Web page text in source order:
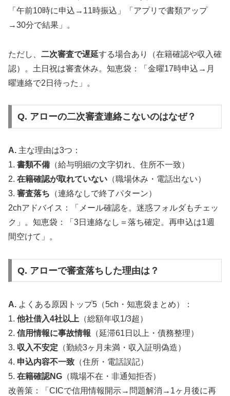
「午前10時に申込→11時振込」「アプリで書類アップ
→30分で結果」。
ただし、 二次審査で遅延する場合あり（在籍確認や収入確
認）。土日祝は審査休み。知恵袋：「金曜17時申込→月
曜連絡で2日待った」。
Q. アローの二次審査連絡こないのはなぜ？
A. 主な理由は3つ：
1. 書類不備 （給与明細の文字切れ、住所不一致）
2. 在籍確認が取れていない （職場休み・電話出ない）
3. 審査落ち （連絡なしで終了パターン）
2chアドバイス：「メール確認を。迷惑フォルダもチェッ
ク」。知恵袋：「3日連絡なし＝落ち確定。再申込は1週
間空けて」。
Q. アローで審査落ちした理由は？
A. よくある原因トップ5（5ch・知恵袋まとめ）：
1. 他社借入4社以上 （総額年収1/3超）
2. 信用情報に事故情報 （延滞61日以上・債務整理）
3. 収入不安定 （勤続3ヶ月未満・収入証明偽造）
4. 申込内容不一致 （住所・電話誤記）
5. 在籍確認NG （職場不在・非通知拒否）
改善策：「CICで信用情報開示→問題解消→1ヶ月後に再